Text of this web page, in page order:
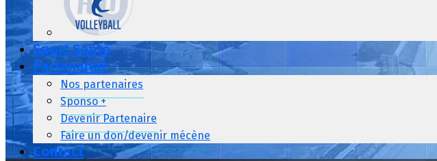
Sport Santé
Partenariat
Nos partenaires
Sponso +
Devenir Partenaire
Faire un don/devenir mécène
Contact